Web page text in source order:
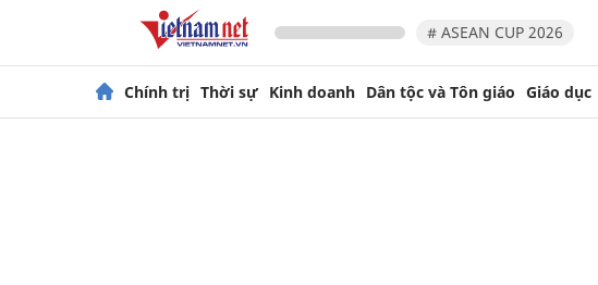
# ASEAN CUP 2026
Chính trị Thời sự Kinh doanh Dân tộc và Tôn giáo Giáo dục